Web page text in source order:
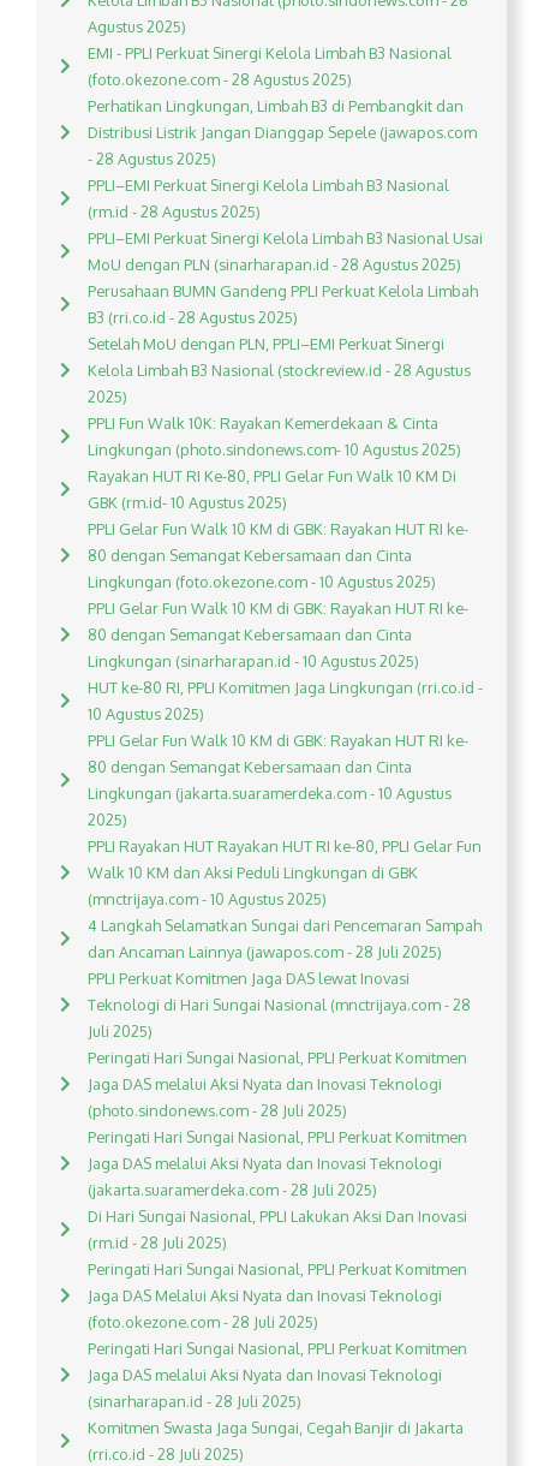
Agustus 2025)
EMI - PPLI Perkuat Sinergi Kelola Limbah B3 Nasional
(foto.okezone.com - 28 Agustus 2025)
Perhatikan Lingkungan, Limbah B3 di Pembangkit dan
Distribusi Listrik Jangan Dianggap Sepele (jawapos.com
- 28 Agustus 2025)
PPLI–EMI Perkuat Sinergi Kelola Limbah B3 Nasional
(rm.id - 28 Agustus 2025)
PPLI–EMI Perkuat Sinergi Kelola Limbah B3 Nasional Usai
MoU dengan PLN (sinarharapan.id - 28 Agustus 2025)
Perusahaan BUMN Gandeng PPLI Perkuat Kelola Limbah
B3 (rri.co.id - 28 Agustus 2025)
Setelah MoU dengan PLN, PPLI–EMI Perkuat Sinergi
Kelola Limbah B3 Nasional (stockreview.id - 28 Agustus
2025)
PPLI Fun Walk 10K: Rayakan Kemerdekaan & Cinta
Lingkungan (photo.sindonews.com- 10 Agustus 2025)
Rayakan HUT RI Ke-80, PPLI Gelar Fun Walk 10 KM Di
GBK (rm.id- 10 Agustus 2025)
PPLI Gelar Fun Walk 10 KM di GBK: Rayakan HUT RI ke-
80 dengan Semangat Kebersamaan dan Cinta
Lingkungan (foto.okezone.com - 10 Agustus 2025)
PPLI Gelar Fun Walk 10 KM di GBK: Rayakan HUT RI ke-
80 dengan Semangat Kebersamaan dan Cinta
Lingkungan (sinarharapan.id - 10 Agustus 2025)
HUT ke-80 RI, PPLI Komitmen Jaga Lingkungan (rri.co.id -
10 Agustus 2025)
PPLI Gelar Fun Walk 10 KM di GBK: Rayakan HUT RI ke-
80 dengan Semangat Kebersamaan dan Cinta
Lingkungan (jakarta.suaramerdeka.com - 10 Agustus
2025)
PPLI Rayakan HUT Rayakan HUT RI ke-80, PPLI Gelar Fun
Walk 10 KM dan Aksi Peduli Lingkungan di GBK
(mnctrijaya.com - 10 Agustus 2025)
4 Langkah Selamatkan Sungai dari Pencemaran Sampah
dan Ancaman Lainnya (jawapos.com - 28 Juli 2025)
PPLI Perkuat Komitmen Jaga DAS lewat Inovasi
Teknologi di Hari Sungai Nasional (mnctrijaya.com - 28
Juli 2025)
Peringati Hari Sungai Nasional, PPLI Perkuat Komitmen
Jaga DAS melalui Aksi Nyata dan Inovasi Teknologi
(photo.sindonews.com - 28 Juli 2025)
Peringati Hari Sungai Nasional, PPLI Perkuat Komitmen
Jaga DAS melalui Aksi Nyata dan Inovasi Teknologi
(jakarta.suaramerdeka.com - 28 Juli 2025)
Di Hari Sungai Nasional, PPLI Lakukan Aksi Dan Inovasi
(rm.id - 28 Juli 2025)
Peringati Hari Sungai Nasional, PPLI Perkuat Komitmen
Jaga DAS Melalui Aksi Nyata dan Inovasi Teknologi
(foto.okezone.com - 28 Juli 2025)
Peringati Hari Sungai Nasional, PPLI Perkuat Komitmen
Jaga DAS melalui Aksi Nyata dan Inovasi Teknologi
(sinarharapan.id - 28 Juli 2025)
Komitmen Swasta Jaga Sungai, Cegah Banjir di Jakarta
(rri.co.id - 28 Juli 2025)